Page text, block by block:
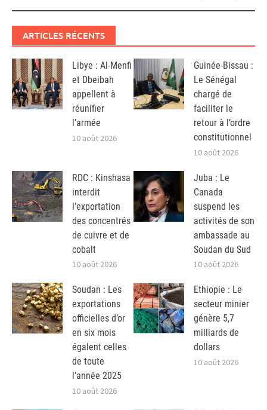
ARTICLES RÉCENTS
Libye : Al-Menfi
et Dbeibah
appellent à
réunifier
l’armée
10 août 2026
Guinée-Bissau :
Le Sénégal
chargé de
faciliter le
retour à l’ordre
constitutionnel
10 août 2026
RDC : Kinshasa
interdit
l’exportation
des concentrés
de cuivre et de
cobalt
10 août 2026
Juba : Le
Canada
suspend les
activités de son
ambassade au
Soudan du Sud
10 août 2026
Soudan : Les
exportations
officielles d’or
en six mois
égalent celles
de toute
l’année 2025
10 août 2026
Ethiopie : Le
secteur minier
génère 5,7
milliards de
dollars
10 août 2026